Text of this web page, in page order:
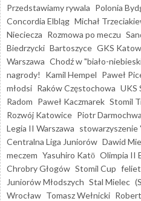
Przedstawiamy rywala Polonia
Concordia Elbląg Michał
Nieciecza Rozmowa po meczu
Biedrzycki Bartoszyce GKS
Warszawa Chodź w "biało-
nagrody!
Kamil Hempel Paweł
młodsi Raków Częstochowa UKS
Radom Paweł Kaczmarek Stomil
Rozwój Katowice Piotr
Legia II Warszawa stowarzyszenie
Centralna Liga Juniorów Dawid
meczem Yasuhiro Katō Olimpia II
Chrobry Głogów Stomil Cup
Juniorów Młodszych Stal Mielec
Wrocław Tomasz Wełnicki